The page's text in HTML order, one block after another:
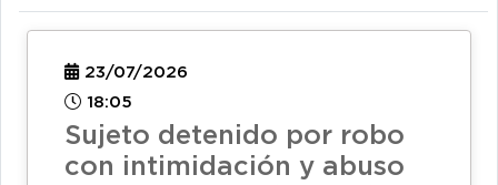
23/07/2026
18:05
Sujeto detenido por robo
con intimidación y abuso